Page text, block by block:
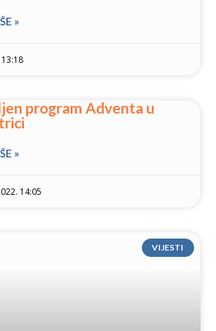
»
program Adventa u
»
14:05
VIJESTI